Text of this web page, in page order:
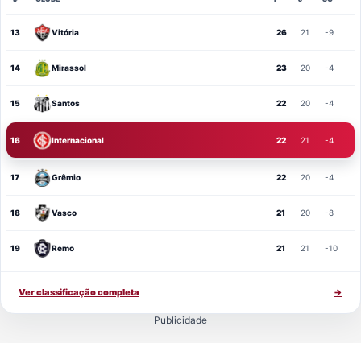
13 Vitória 26 21 -9
14 Mirassol 23 20 -4
15 Santos 22 20 -4
16 Internacional 22 21 -4
17 Grêmio 22 20 -4
18 Vasco 21 20 -8
19 Remo 21 21 -10
Ver classificação completa →
Publicidade